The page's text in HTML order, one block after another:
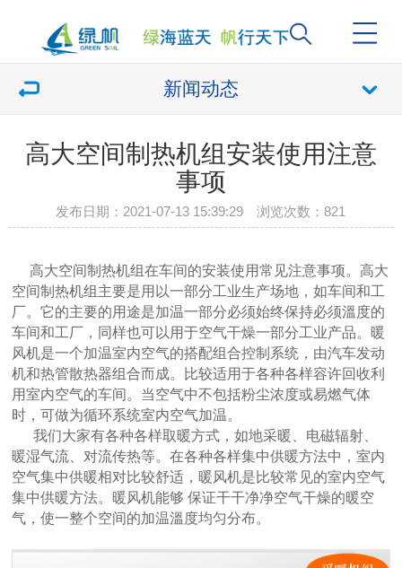
新闻动态
高大空间制热机组安装使用注意
事项
发布日期：2021-07-13 15:39:29 浏览次数：821
高大空间制热机组在车间的安装使用常见注意事项。高大
空间制热机组主要是用以一部分工业生产场地，如车间和工
厂。它的主要的用途是加温一部分必须始终保持必须溫度的
车间和工厂，同样也可以用于空气干燥一部分工业产品。暖
风机是一个加温室内空气的搭配组合控制系统，由汽车发动
机和热管散热器组合而成。比较适用于各种各样容许回收利
用室内空气的车间。当空气中不包括粉尘浓度或易燃气体
时，可做为循环系统室内空气加温。
我们大家有各种各样取暖方式，如地采暖、电磁辐射、
暖湿气流、对流传热等。在各种各样集中供暖方法中，室内
空气集中供暖相对比较舒适，暖风机是比较常见的室内空气
集中供暖方法。暖风机能够 保证干干净净空气干燥的暖空
气，使一整个空间的加温溫度均匀分布。